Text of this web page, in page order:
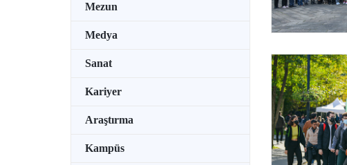
Mezun
Medya
Sanat
Kariyer
Araştırma
Kampüs